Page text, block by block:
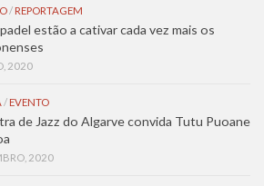
/ REPORTAGEM
estão a cativar cada vez mais os
2020
/ EVENTO
de Jazz do Algarve convida Tutu Puoane
2020